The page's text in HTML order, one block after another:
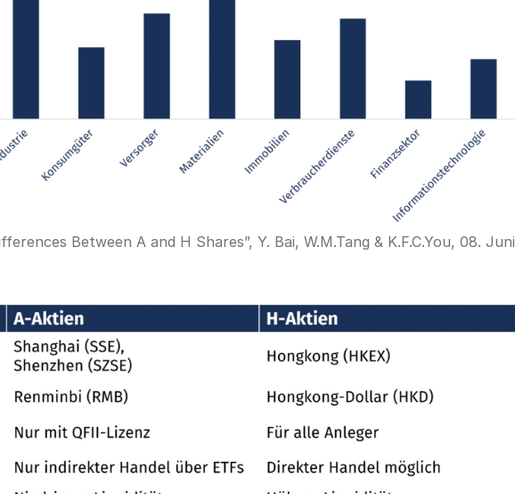
Between A and H Shares”, Y. Bai, W.M.Tang & K.F.C.You, 08. Juni